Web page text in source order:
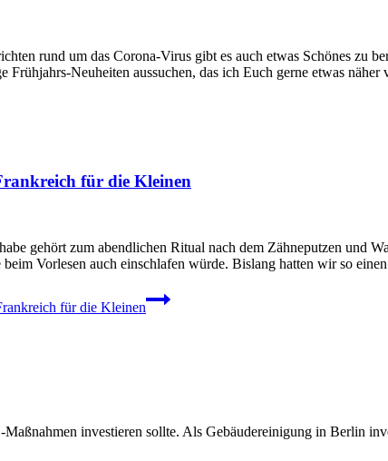
rund um das Corona-Virus gibt es auch etwas Schönes zu
Neuheiten aussuchen, das ich Euch gerne etwas näher
für die Kleinen
gehört zum abendlichen Ritual nach dem Zähneputzen und
Vorlesen auch einschlafen würde. Bislang hatten wir so
für die Kleinen
investieren sollte. Als Gebäudereinigung in Berlin